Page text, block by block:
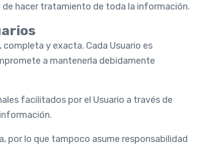
hacer tratamiento de toda la información.
y exacta. Cada Usuario es
a mantenerla debidamente
facilitados por el Usuario a través de
por lo que tampoco asume responsabilidad